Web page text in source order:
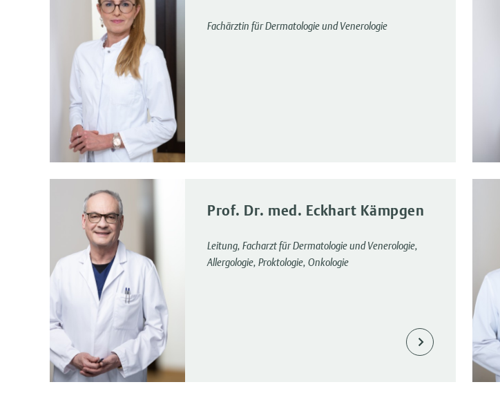
Fachärztin für Dermatologie und Venerologie
Prof. Dr. med. Eckhart Kämpgen
Leitung, Facharzt für Dermatologie und Venerologie,
Allergologie, Proktologie, Onkologie